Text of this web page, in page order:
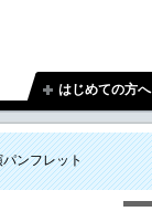
はじめての方へ
ンフレット